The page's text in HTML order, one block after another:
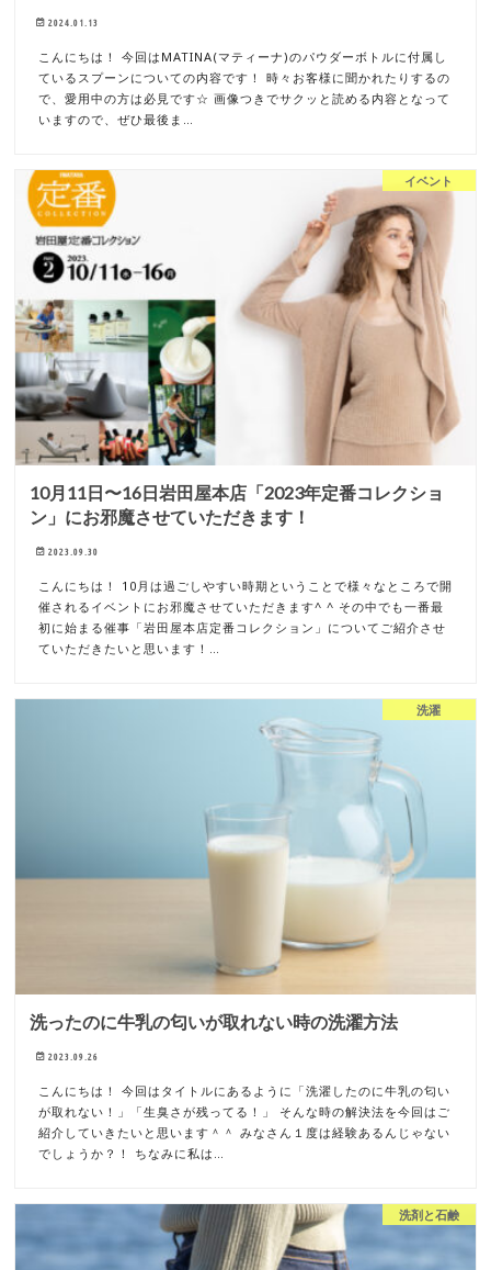
2024.01.13
こんにちは！ 今回はMATINA(マティーナ)のパウダーボトルに付属し
ているスプーンについての内容です！ 時々お客様に聞かれたりするの
で、愛用中の方は必見です☆ 画像つきでサクッと読める内容となって
いますので、ぜひ最後ま…
イベント
10月11日〜16日岩田屋本店「2023年定番コレクショ
ン」にお邪魔させていただきます！
2023.09.30
こんにちは！ 10月は過ごしやすい時期ということで様々なところで開
催されるイベントにお邪魔させていただきます^ ^ その中でも一番最
初に始まる催事「岩田屋本店定番コレクション」についてご紹介させ
ていただきたいと思います！…
洗濯
洗ったのに牛乳の匂いが取れない時の洗濯方法
2023.09.26
こんにちは！ 今回はタイトルにあるように「洗濯したのに牛乳の匂い
が取れない！」「生臭さが残ってる！」 そんな時の解決法を今回はご
紹介していきたいと思います＾＾ みなさん１度は経験あるんじゃない
でしょうか？！ ちなみに私は…
洗剤と石鹸